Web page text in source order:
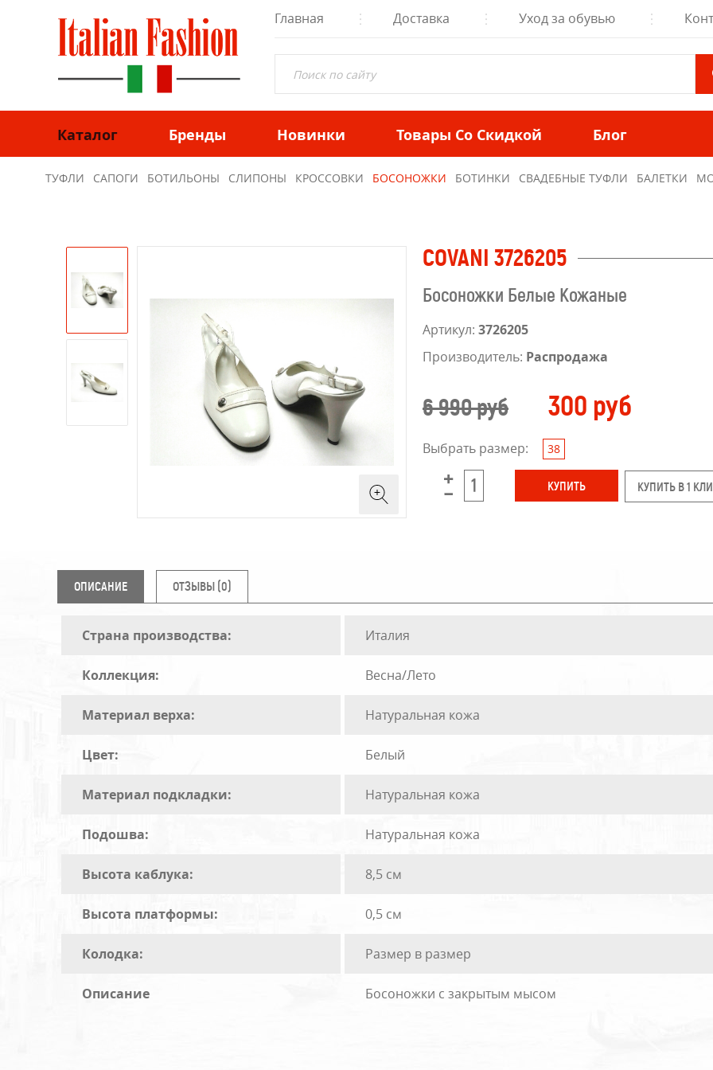
Главная Доставка Уход за обувью
Каталог Бренды Новинки Товары Со Скидкой Блог
ТУФЛИ САПОГИ БОТИЛЬОНЫ СЛИПОНЫ КРОССОВКИ БОСОНОЖКИ БОТИНКИ СВАДЕБНЫЕ ТУФЛИ БАЛЕТКИ
COVANI 3726205
Босоножки Белые Кожаные
Артикул: 3726205
Производитель: Распродажа
6 990 руб 300 руб
Выбрать размер: 38
КУПИТЬ В 1
ОПИСАНИЕ ОТЗЫВЫ (0)
Страна производства: Италия
Коллекция: Весна/Лето
Материал верха: Натуральная кожа
Цвет: Белый
Материал подкладки: Натуральная кожа
Подошва: Натуральная кожа
Высота каблука: 8,5 см
Высота платформы: 0,5 см
Колодка: Размер в размер
Описание Босоножки с закрытым мысом